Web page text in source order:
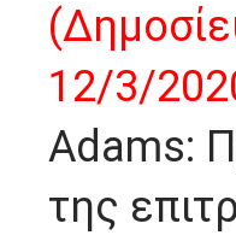
12/3/
Adams:
της